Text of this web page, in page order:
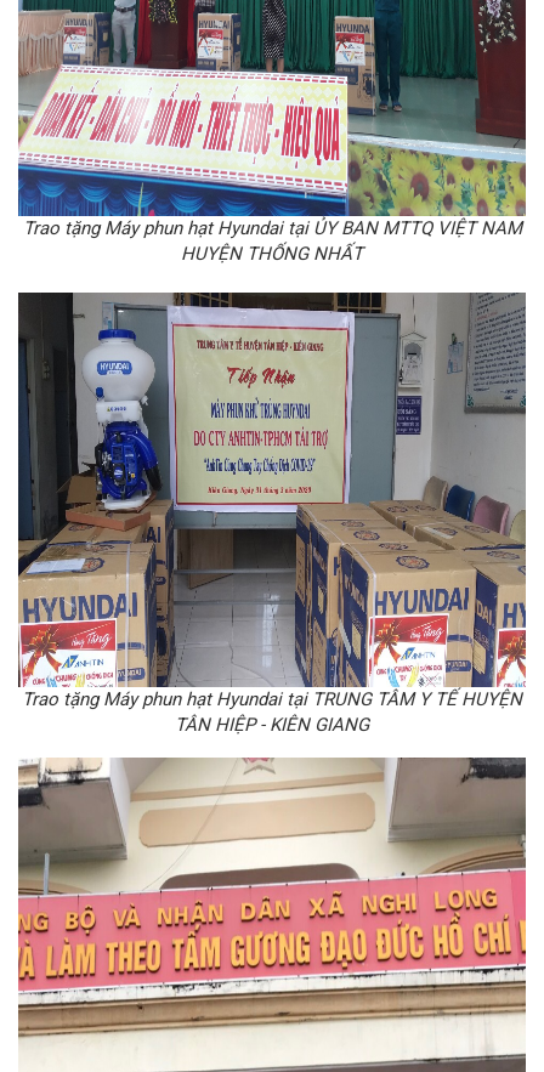
Trao tặng Máy phun hạt Hyundai tại ỦY BAN MTTQ VIỆT NAM
HUYỆN THỐNG NHẤT
Trao tặng Máy phun hạt Hyundai tại TRUNG TÂM Y TẾ HUYỆN
TÂN HIỆP - KIÊN GIANG